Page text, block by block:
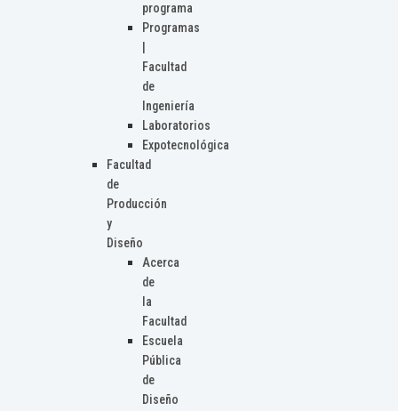
programa
Programas
Facultad
de
Ingeniería
Laboratorios
Expotecnológica
Facultad
de
Producción
y
Diseño
Acerca
de
la
Facultad
Escuela
Pública
de
Diseño